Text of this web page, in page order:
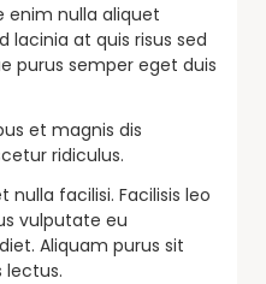
nulla aliquet
lacinia at quis risus sed
purus semper eget duis
et magnis dis
ridiculus.
facilisi. Facilisis leo
vulputate eu
Aliquam purus sit
lectus.